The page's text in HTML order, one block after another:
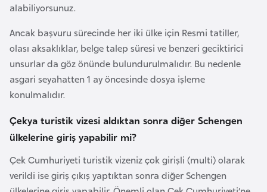
alabiliyorsunuz.
Ancak başvuru sürecinde her iki ülke için Resmi tatiller,
olası aksaklıklar, belge talep süresi ve benzeri geciktirici
unsurlar da göz önünde bulundurulmalıdır. Bu nedenle
asgari seyahatten 1 ay öncesinde dosya işleme
konulmalıdır.
Çekya turistik vizesi aldıktan sonra diğer Schengen
ülkelerine giriş yapabilir mi?
Çek Cumhuriyeti turistik vizeniz çok girişli (multi) olarak
verildi ise giriş çıkış yaptıktan sonra diğer Schengen
a
n
i
m
a
r
k
a
D